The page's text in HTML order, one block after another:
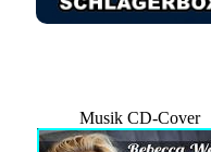
Musik CD-Cover